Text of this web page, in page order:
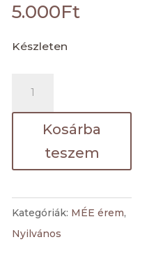
5.000Ft
Készleten
Budapest
bronz
mennyiség
Kosárba
teszem
Kategóriák: MÉE érem,
Nyilvános